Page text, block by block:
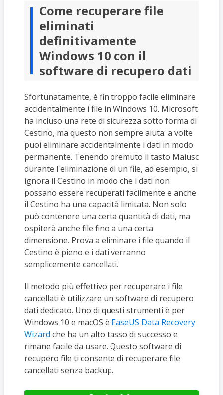
Come recuperare file
eliminati
definitivamente
Windows 10 con il
software di recupero dati
Sfortunatamente, è fin troppo facile eliminare
accidentalmente i file in Windows 10. Microsoft
ha incluso una rete di sicurezza sotto forma di
Cestino, ma questo non sempre aiuta: a volte
puoi eliminare accidentalmente i dati in modo
permanente. Tenendo premuto il tasto Maiusc
durante l'eliminazione di un file, ad esempio, si
ignora il Cestino in modo che i dati non
possano essere recuperati facilmente e anche
il Cestino ha una capacità limitata. Non solo
può contenere una certa quantità di dati, ma
ospiterà anche file fino a una certa
dimensione. Prova a eliminare i file quando il
Cestino è pieno e i dati verranno
semplicemente cancellati.
Il metodo più effettivo per recuperare i file
cancellati è utilizzare un software di recupero
dati dedicato. Uno di questi strumenti è per
Windows 10 e macOS è EaseUS Data Recovery
Wizard che ha un alto tasso di successo e
rimane facile da usare. Questo software di
recupero file ti consente di recuperare file
cancellati senza backup.